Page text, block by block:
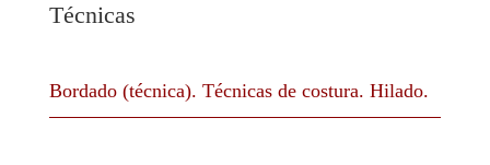
Técnicas
Bordado (técnica). Técnicas de costura. Hilado.